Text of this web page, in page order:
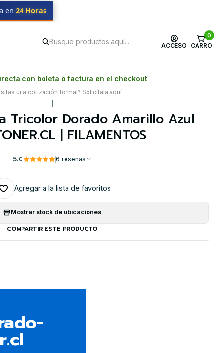
ACCESO
0
CARRO
en 24 Horas
con boleta o factura en el checkout
una cotización formal? Solicítala aquí
Tricolor Dorado Amarillo Azul
| FILAMENTOS
5.0 6 reseñas
Agregar a la lista de favoritos
Mostrar stock de ubicaciones
COMPARTIR ESTE PRODUCTO